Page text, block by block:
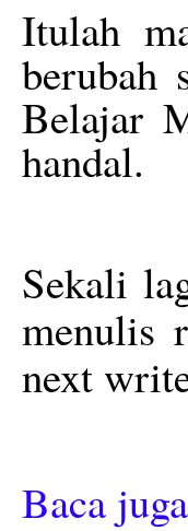
Itulah
berubah
Belajar
handal.
Sekali
menulis
next
Baca